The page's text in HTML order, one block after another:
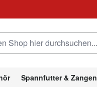
Spannfutter & Zangen